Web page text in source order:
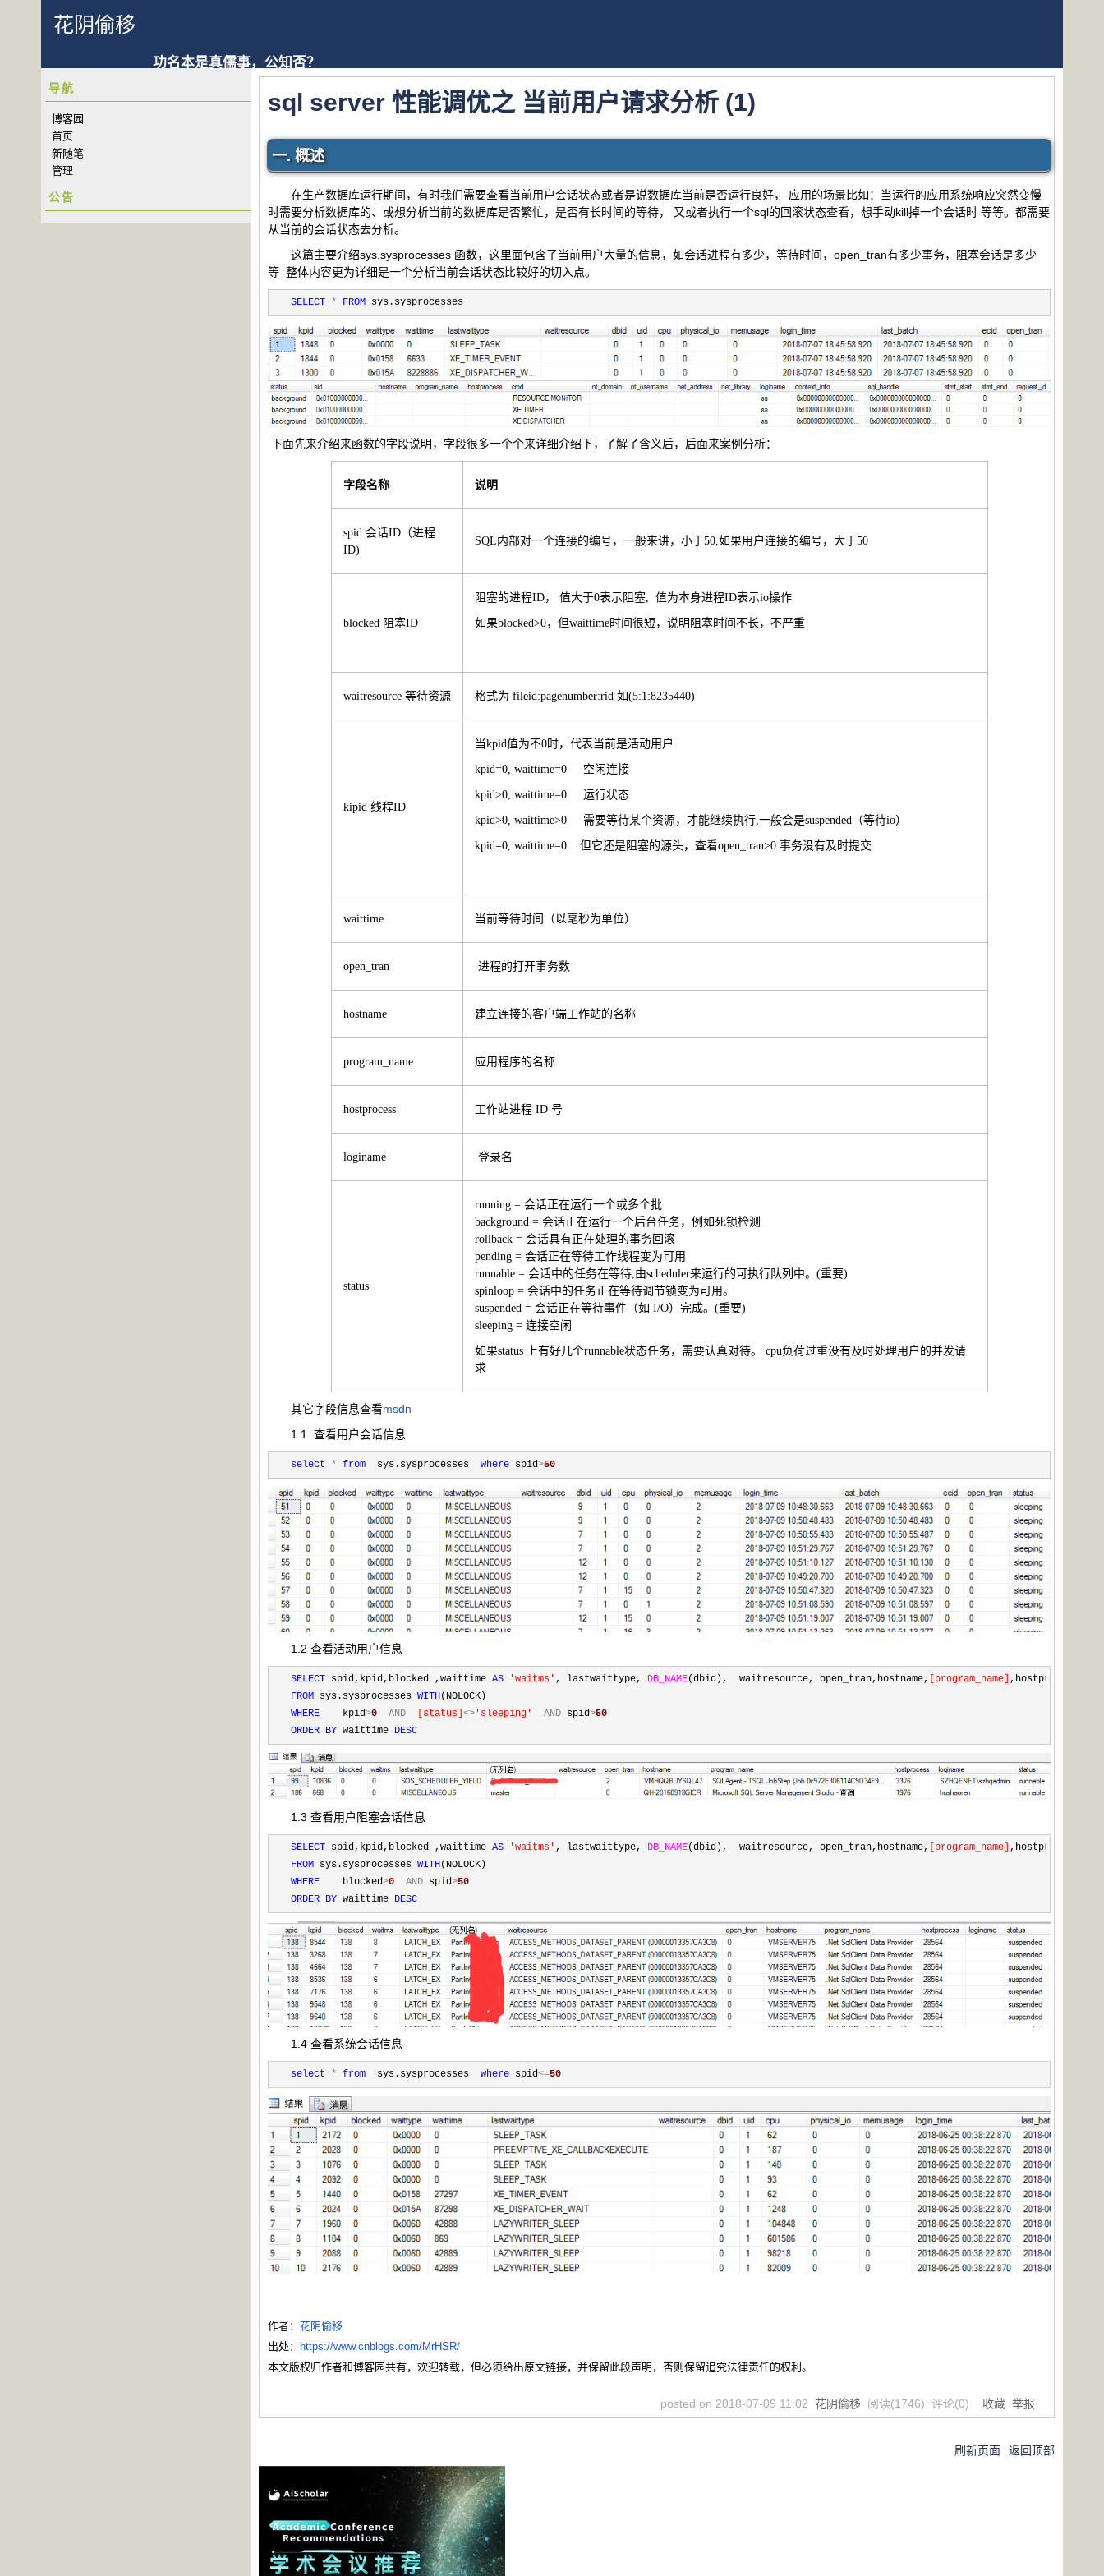
花阴偷移
功名本是真儒事，公知否？
sql server 性能调优之 当前用户请求分析 (1)
一. 概述
在生产数据库运行期间，有时我们需要查看当前用户会话状态或者是说数据库当前是否运行良好， 应用的场景比如：当运行的应用系统响应突然变慢
时需要分析数据库的、或想分析当前的数据库是否繁忙，是否有长时间的等待， 又或者执行一个sql的回滚状态查看，想手动kill掉一个会话时 等等。都需要
从当前的会话状态去分析。
这篇主要介绍sys.sysprocesses 函数，这里面包含了当前用户大量的信息，如会话进程有多少，等待时间，open_tran有多少事务，阻塞会话是多少
等 整体内容更为详细是一个分析当前会话状态比较好的切入点。
SELECT * FROM sys.sysprocesses
下面先来介绍来函数的字段说明，字段很多一个个来详细介绍下，了解了含义后，后面来案例分析：
字段名称 说明
spid 会话ID（进程
ID)
SQL内部对一个连接的编号，一般来讲，小于50,如果用户连接的编号，大于50
blocked 阻塞ID
阻塞的进程ID， 值大于0表示阻塞, 值为本身进程ID表示io操作
如果blocked>0，但waittime时间很短，说明阻塞时间不长，不严重
waitresource 等待资源 格式为 fileid:pagenumber:rid 如(5:1:8235440)
kipid 线程ID
当kpid值为不0时，代表当前是活动用户
kpid=0, waittime=0 空闲连接
kpid>0, waittime=0 运行状态
kpid>0, waittime>0 需要等待某个资源，才能继续执行,一般会是suspended（等待io）
kpid=0, waittime=0 但它还是阻塞的源头，查看open_tran>0 事务没有及时提交
waittime 当前等待时间（以毫秒为单位）
open_tran 进程的打开事务数
hostname 建立连接的客户端工作站的名称
program_name 应用程序的名称
hostprocess 工作站进程 ID 号
loginame 登录名
status
running = 会话正在运行一个或多个批
background = 会话正在运行一个后台任务，例如死锁检测
rollback = 会话具有正在处理的事务回滚
pending = 会话正在等待工作线程变为可用
runnable = 会话中的任务在等待,由scheduler来运行的可执行队列中。(重要)
spinloop = 会话中的任务正在等待调节锁变为可用。
suspended = 会话正在等待事件（如 I/O）完成。(重要)
sleeping = 连接空闲
如果status 上有好几个runnable状态任务，需要认真对待。 cpu负荷过重没有及时处理用户的并发请
求
其它字段信息查看msdn
1.1 查看用户会话信息
select * from
  sys.sysprocesses
where spid>50
1.2 查看活动用户信息
SELECT spid,kpid,blocked ,waittime AS 'waitms ' , lastwaittype, DB_NAME(dbid),  waitresource, open_tran,hostname, [program_name]
FROM sys.sysprocesses WITH
WHERE
    kpid
>0 AND [status] <> ' sleeping ' AND spid>50
ORDER BY waittime DESC
1.3 查看用户阻塞会话信息
SELECT spid,kpid,blocked ,waittime AS 'waitms ' , lastwaittype, DB_NAME(dbid),  waitresource, open_tran,hostname, program_name
FROM sys.sysprocesses WITH
WHERE
    blocked
>0 AND spid>50
ORDER BY waittime DESC
1.4 查看系统会话信息
select * from
  sys.sysprocesses
where spid<=50
作者： 花阴偷移
出处：
https://www.cnblogs.com/MrHSR/
本文版权归作者和博客园共有，欢迎转载，但必须给出原文链接，并保留此段声明，否则保留追究法律责任的权利。
posted on 2018-07-09 11:02 花阴偷移阅读(1746) 评论(0) 收藏 举报
刷新页面 返回顶部
导航
博客园
首页
新随笔
管理
公告